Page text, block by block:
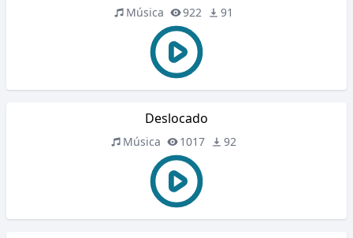
Música 922 91
Deslocado
Música 1017 92